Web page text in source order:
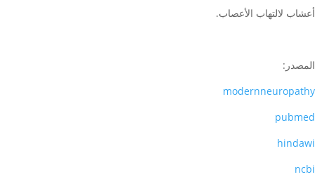
أعشاب لالتهاب الأعصاب.
المصدر:
modernneuropathy
pubmed
hindawi
ncbi